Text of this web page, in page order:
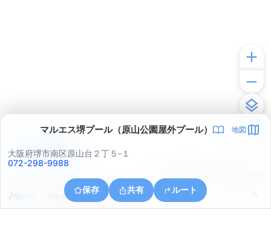
マルエス堺プール（原山公園屋外プール） 地図
大阪府堺市南区原山台２丁５-１
072-298-9988
保存 共有 ルート
大阪府堺市南区庭代台３丁４
アプリで見る